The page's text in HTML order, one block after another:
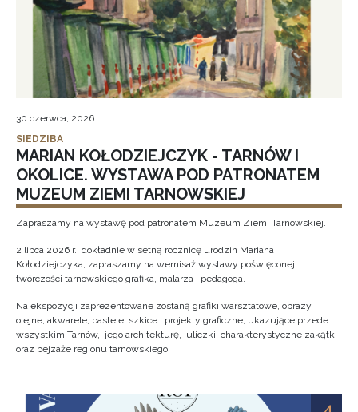
30 czerwca, 2026
SIEDZIBA
MARIAN KOŁODZIEJCZYK - TARNÓW I
OKOLICE. WYSTAWA POD PATRONATEM
MUZEUM ZIEMI TARNOWSKIEJ
Zapraszamy na wystawę pod patronatem Muzeum Ziemi Tarnowskiej.
2 lipca 2026 r., dokładnie w setną rocznicę urodzin Mariana
Kołodziejczyka, zapraszamy na wernisaż wystawy poświęconej
twórczości tarnowskiego grafika, malarza i pedagoga.
Na ekspozycji zaprezentowane zostaną grafiki warsztatowe, obrazy
olejne, akwarele, pastele, szkice i projekty graficzne, ukazujące przede
wszystkim Tarnów, jego architekturę, uliczki, charakterystyczne zakątki
oraz pejzaże regionu tarnowskiego.